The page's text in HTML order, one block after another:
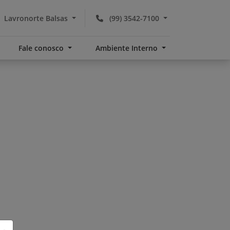
(99) 3542-7100
Lavronorte Balsas
Fale conosco Ambiente Interno